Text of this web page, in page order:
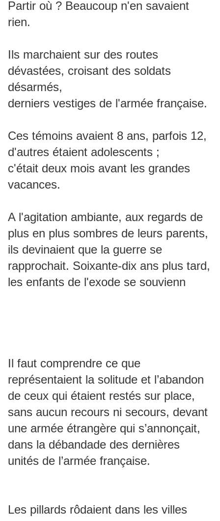
Partir où ? Beaucoup n'en savaient
rien.
Ils marchaient sur des routes
dévastées, croisant des soldats
désarmés,
derniers vestiges de l'armée française.
Ces témoins avaient 8 ans, parfois 12,
d'autres étaient adolescents ;
c'était deux mois avant les grandes
vacances.
A l'agitation ambiante, aux regards de
plus en plus sombres de leurs parents,
ils devinaient que la guerre se
rapprochait. Soixante-dix ans plus tard,
les enfants de l'exode se souvienn
Il faut comprendre ce que
représentaient la solitude et l’abandon
de ceux qui étaient restés sur place,
sans aucun recours ni secours, devant
une armée étrangère qui s’annonçait,
dans la débandade des dernières
unités de l’armée française.
Les pillards rôdaient dans les villes